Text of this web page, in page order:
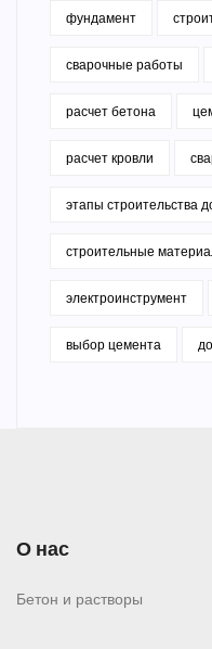
фундамент
сварочные работы
расчет бетона
расчет кровли
этапы строительства
строительные
электроинструмент
выбор цемента
О нас
Бетон и растворы